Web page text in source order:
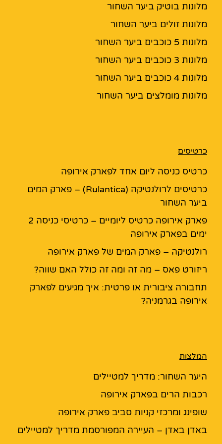
מלונות בוטיק ביער השחור
מלונות זולים ביער השחור
מלונות 5 כוכבים ביער השחור
מלונות 3 כוכבים ביער השחור
מלונות 4 כוכבים ביער השחור
מלונות מומלצים ביער השחור
כרטיסים
כרטיס כניסה ליום אחד לפארק אירופה
כרטיסים לרולנטיקה (Rulantica) – פארק המים
ביער השחור
פארק אירופה כרטיס ליומיים – כרטיסי כניסה 2
ימים בפארק אירופה
רולנטיקה – פארק המים של פארק אירופה
ריזורט פאס – מה זה ומה זה כולל האם שווה?
תחבורה ציבורית או פרטית: איך מגיעים לפארק
אירופה בגרמניה?
המלצות
היער השחור: מדריך למטיילים
רכבות הרים בפארק אירופה
שופינג ומרכזי קניות סביב פארק אירופה
באדן באדן – העיירה המפורסמת מדריך למטיילים